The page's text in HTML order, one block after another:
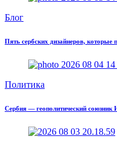
Блог
Пять сербских дизайнеров,
Политика
Сербия — геополитический союзник